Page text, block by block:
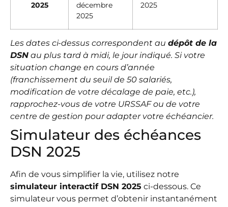
2025
décembre
2025
2025
Les dates ci-dessus correspondent au dépôt de la
DSN au plus tard à midi, le jour indiqué. Si votre
situation change en cours d’année
(franchissement du seuil de 50 salariés,
modification de votre décalage de paie, etc.),
rapprochez-vous de votre URSSAF ou de votre
centre de gestion pour adapter votre échéancier.
Simulateur des échéances
DSN 2025
Afin de vous simplifier la vie, utilisez notre
simulateur interactif DSN 2025 ci-dessous. Ce
simulateur vous permet d’obtenir instantanément